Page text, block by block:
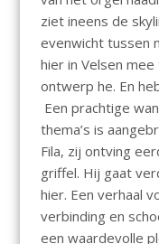
ziet ineens de
evenwicht tussen
hier in Velsen
ontwerp he. En
Een prachtige
thema’s is
Fila, zij ontving
griffel. Hij gaat
hier. Een verhaal
verbinding en
een waardevolle